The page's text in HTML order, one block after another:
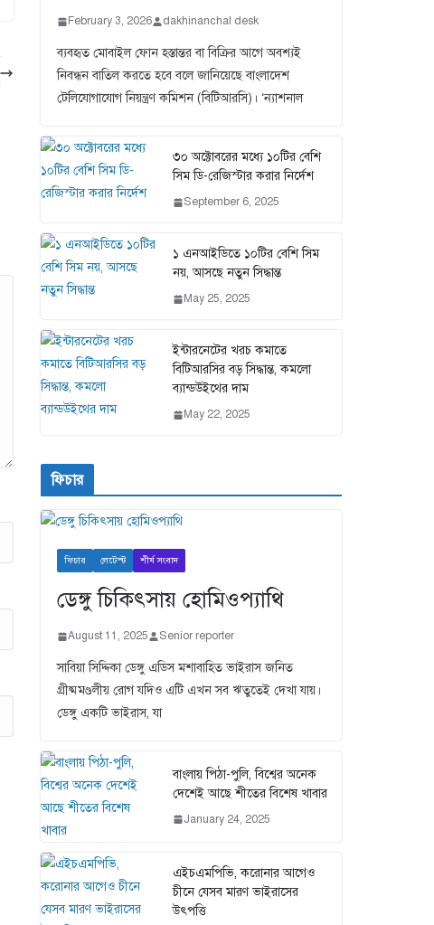
February 3, 2026 dakhinanchal desk
ব্যবহৃত মোবাইল ফোন হস্তান্তর বা বিক্রির আগে অবশ্যই
নিবন্ধন বাতিল করতে হবে বলে জানিয়েছে বাংলাদেশ
টেলিযোগাযোগ নিয়ন্ত্রণ কমিশন (বিটিআরসি)। ‘ন্যাশনাল
৩০ অক্টোবরের মধ্যে ১০টির বেশি
সিম ডি-রেজিস্টার করার নির্দেশ
September 6, 2025
১ এনআইডিতে ১০টির বেশি সিম
নয়, আসছে নতুন সিদ্ধান্ত
May 25, 2025
ইন্টারনেটের খরচ কমাতে
বিটিআরসির বড় সিদ্ধান্ত, কমলো
ব্যান্ডউইথের দাম
May 22, 2025
ফিচার
ফিচার লেটেস্ট শীর্ষ সংবাদ
ডেঙ্গু চিকিৎসায় হোমিওপ্যাথি
August 11, 2025 Senior reporter
সাবিয়া সিদ্দিকা ডেঙ্গু এডিস মশাবাহিত ভাইরাস জনিত
গ্রীষ্মমণ্ডলীয় রোগ যদিও এটি এখন সব ঋতুতেই দেখা যায়।
ডেঙ্গু একটি ভাইরাস, যা
বাংলায় পিঠা-পুলি, বিশ্বের অনেক
দেশেই আছে শীতের বিশেষ খাবার
January 24, 2025
এইচএমপিভি, করোনার আগেও
চীনে যেসব মারণ ভাইরাসের
উৎপত্তি